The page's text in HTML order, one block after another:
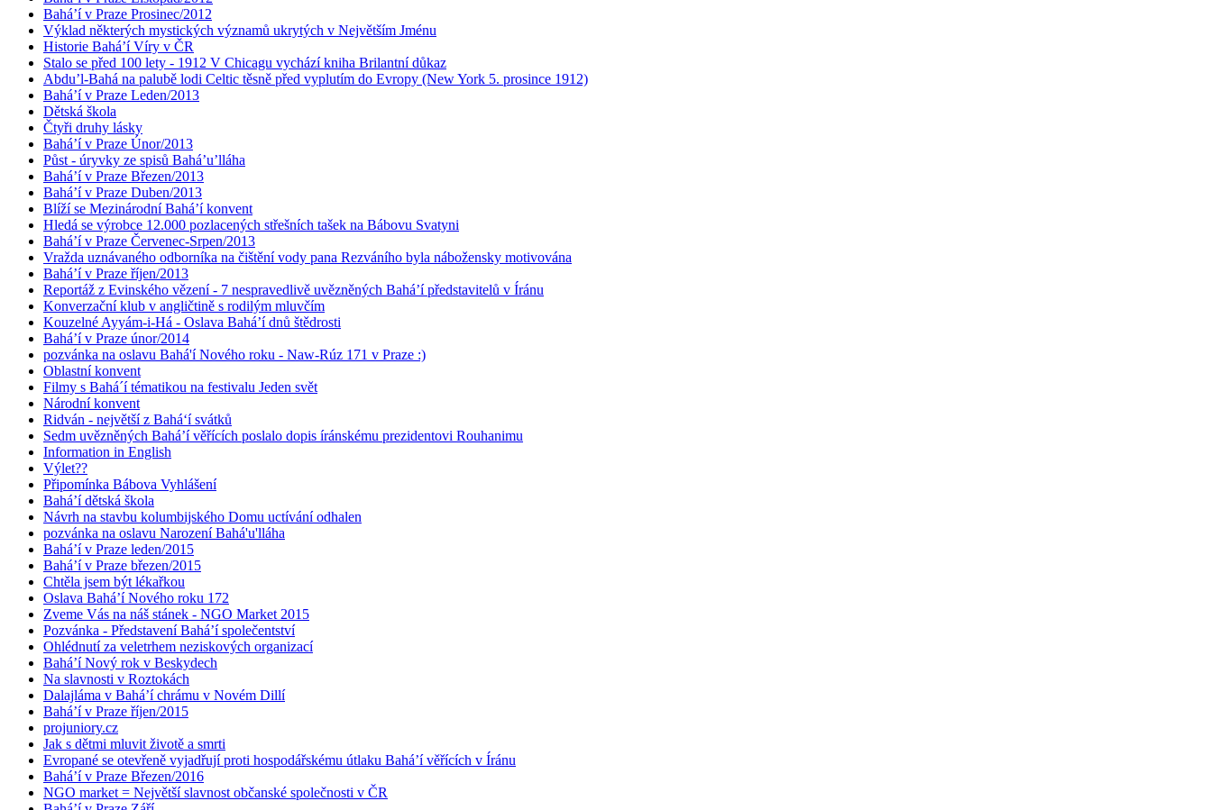
Bahá’í v Praze Prosinec/2012
Výklad některých mystických významů ukrytých v Největším Jménu
Historie Bahá’í Víry v ČR
Stalo se před 100 lety - 1912 V Chicagu vychází kniha Brilantní důkaz
Abdu’l-Bahá na palubě lodi Celtic těsně před vyplutím do Evropy (New York 5. prosince 1912)
Bahá’í v Praze Leden/2013
Dětská škola
Čtyři druhy lásky
Bahá’í v Praze Únor/2013
Půst - úryvky ze spisů Bahá’u’lláha
Bahá’í v Praze Březen/2013
Bahá’í v Praze Duben/2013
Blíží se Mezinárodní Bahá’í konvent
Hledá se výrobce 12.000 pozlacených střešních tašek na Bábovu Svatyni
Bahá’í v Praze Červenec-Srpen/2013
Vražda uznávaného odborníka na čištění vody pana Rezváního byla nábožensky motivována
Bahá’í v Praze říjen/2013
Reportáž z Evinského vězení - 7 nespravedlivě uvězněných Bahá’í představitelů v Íránu
Konverzační klub v angličtině s rodilým mluvčím
Kouzelné Ayyám-i-Há - Oslava Bahá’í dnů štědrosti
Bahá’í v Praze únor/2014
pozvánka na oslavu Bahá'í Nového roku - Naw-Rúz 171 v Praze :)
Oblastní konvent
Filmy s Bahá´í tématikou na festivalu Jeden svět
Národní konvent
Ridván - největší z Bahá‘í svátků
Sedm uvězněných Bahá’í věřících poslalo dopis íránskému prezidentovi Rouhanimu
Information in English
Výlet??
Připomínka Bábova Vyhlášení
Bahá’í dětská škola
Návrh na stavbu kolumbijského Domu uctívání odhalen
pozvánka na oslavu Narození Bahá'u'lláha
Bahá’í v Praze leden/2015
Bahá’í v Praze březen/2015
Chtěla jsem být lékařkou
Oslava Bahá’í Nového roku 172
Zveme Vás na náš stánek - NGO Market 2015
Pozvánka - Představení Bahá’í společentství
Ohlédnutí za veletrhem neziskových organizací
Bahá’í Nový rok v Beskydech
Na slavnosti v Roztokách
Dalajláma v Bahá’í chrámu v Novém Dillí
Bahá’í v Praze říjen/2015
projuniory.cz
Jak s dětmi mluvit životě a smrti
Evropané se otevřeně vyjadřují proti hospodářskému útlaku Bahá’í věřících v Íránu
Bahá’í v Praze Březen/2016
NGO market = Největší slavnost občanské společnosti v ČR